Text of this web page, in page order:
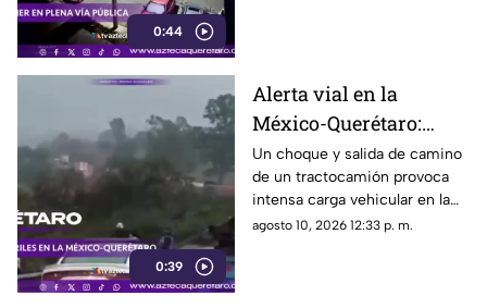
0:44
0:39
Alerta vial en la
México-Querétaro:
reducción de carriles
provoca avance lento
hoy
Un choque y salida de camino
de un tractocamión provoca
intensa carga vehicular en la
México-Querétaro
agosto 10, 2026 12:33 p. m.